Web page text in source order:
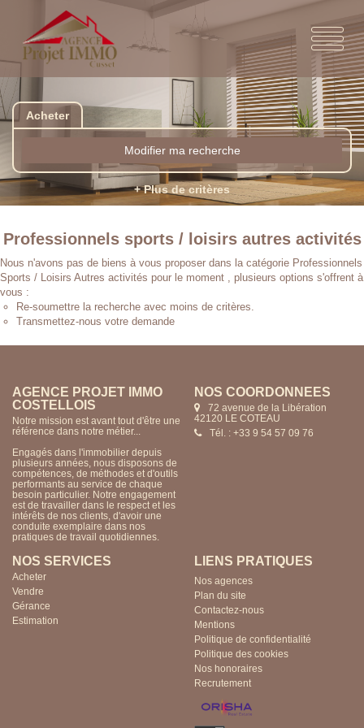
Acheter
Modifier ma recherche
+ Plus de critères
Professionnels sports / loisirs autres activités
Nous n'avons pas de biens à vous proposer dans la catégorie Professionnels
Sports / Loisirs Autres activités pour le moment , plusieurs options s'offrent à
vous :
Re-soumettre la recherche avec moins de critères.
Transmettez-nous votre demande
AGENCE PROJET IMMO
COSTELLOIS
Notre mission est avant tout d'être une
référence dans notre métier...
Engagés dans l'immobilier depuis
plusieurs années, nous disposons de
compétences, de méthodes et d'outils
performants au service de chaque
besoin particulier. Notre engagement
est de travailler dans le respect et les
intérêts de nos clients, d'avoir une
conduite exemplaire dans nos
pratiques de travail quotidiennes.
NOS COORDONNÉES
72 avenue de la Libération
42120 LE COTEAU
Tél. : +33 9 54 57 09 76
NOS SERVICES
Acheter
Vendre
Gérance
Estimation
LIENS PRATIQUES
Nos agences
Plan du site
Contactez-nous
Mentions
Politique de confidentialité
Politique des cookies
Nos honoraires
Recrutement